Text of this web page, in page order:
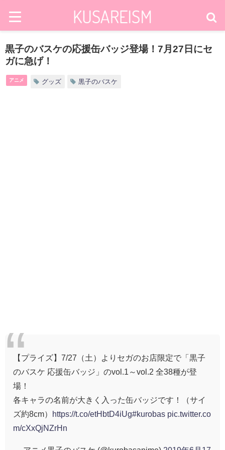
黒子のバスケの応援缶バッジ登場！7月27日にセ
ガに急げ！
アニメ グッズ 黒子のバスケ
【プライズ】7/27（土）よりセガのお店限定で「黒子
のバスケ 応援缶バッジ」のvol.1～vol.2 全38種が登
場！
各キャラの名前が大きく入った缶バッジです！（サイ
ズ約8cm）
https://t.co/etHbtD4iUg#kurobas pic.twitter.co
m/cXxQjNZrHn